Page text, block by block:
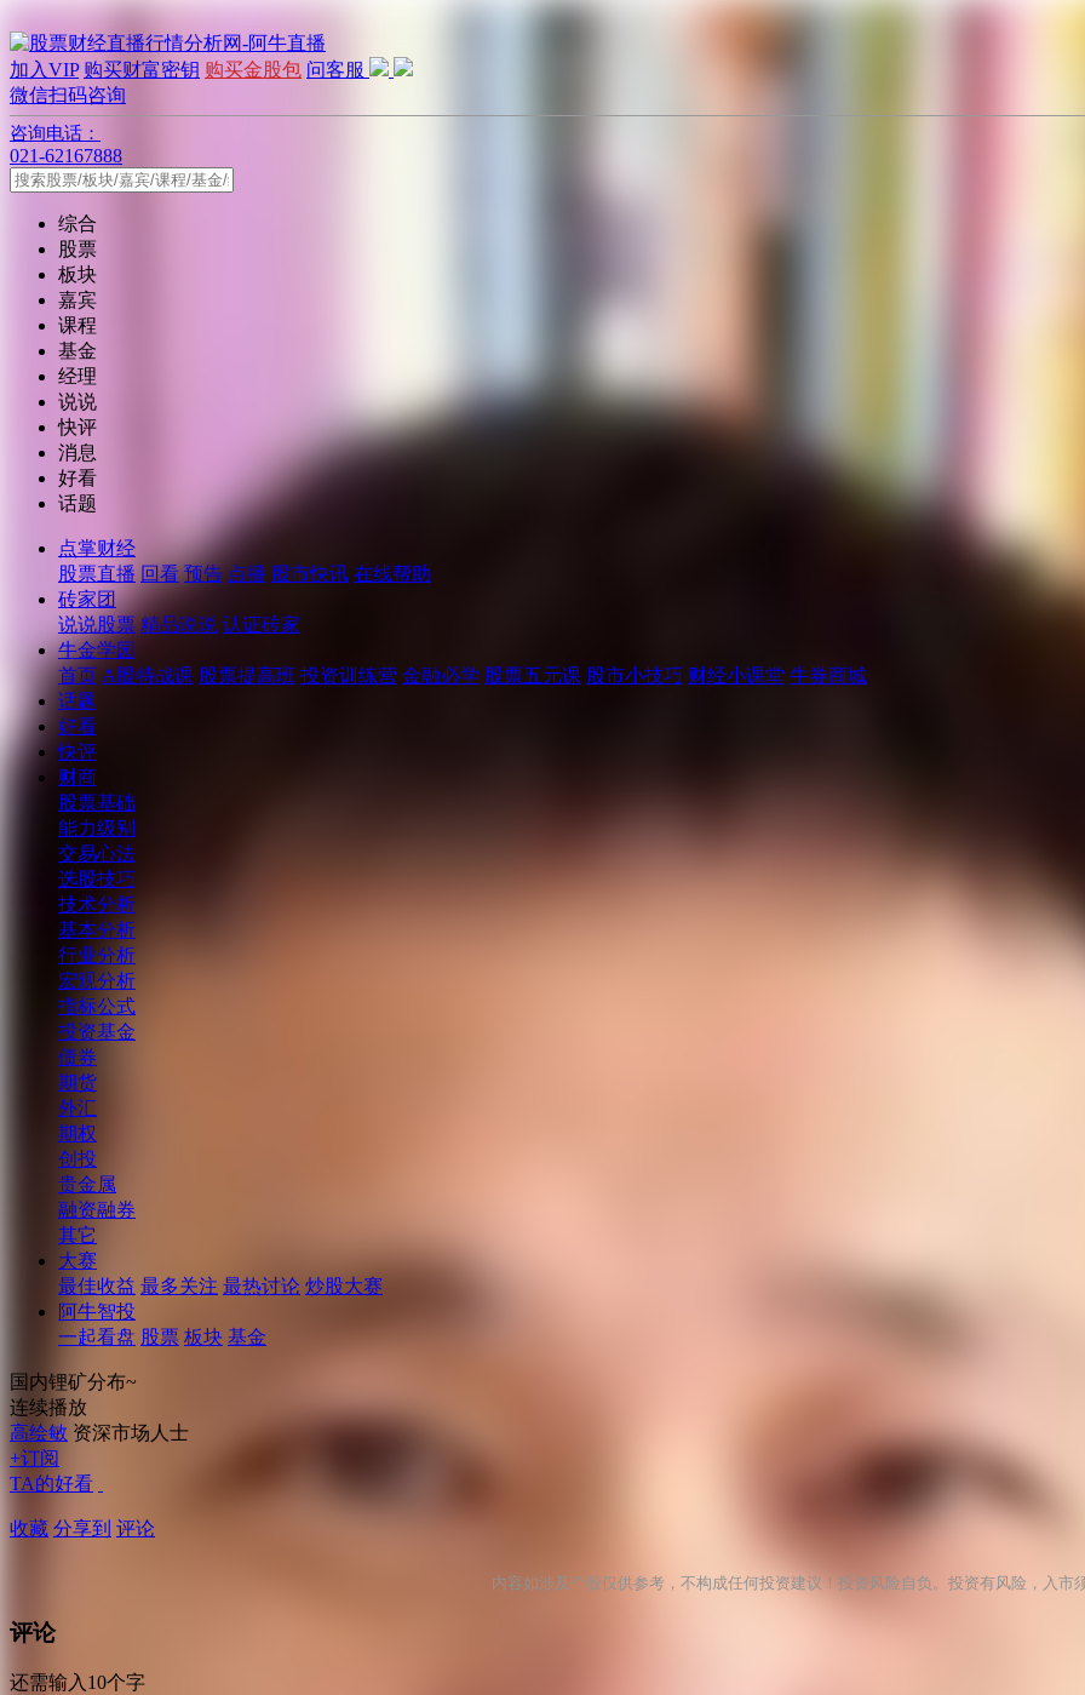
加入VIP 购买财富密钥 购买金股包 问客服
微信扫码咨询
咨询电话：
021-62167888
综合
股票
板块
嘉宾
课程
基金
经理
说说
快评
消息
好看
话题
点掌财经
股票直播 回看 预告 点播 股市快讯 在线帮助
砖家团
说说股票 精品说说 认证砖家
牛金学园
首页 A股特战课 股票提高班 投资训练营 金融必学 股票五元课 股市小技巧 财经小课堂 牛券商城
话题
好看
快评
财商
股票基础
能力级别
交易心法
选股技巧
技术分析
基本分析
行业分析
宏观分析
指标公式
投资基金
债券
期货
外汇
期权
创投
贵金属
融资融券
其它
大赛
最佳收益 最多关注 最热讨论 炒股大赛
阿牛智投
一起看盘 股票 板块 基金
国内锂矿分布~
连续播放
高绘敏 资深市场人士
+订阅
TA的好看
收藏 分享到 评论
内容如涉及个股仅供参考，不构成任何投资建议！投资风险自负。投资有风险，入市
评论
还需输入10个字